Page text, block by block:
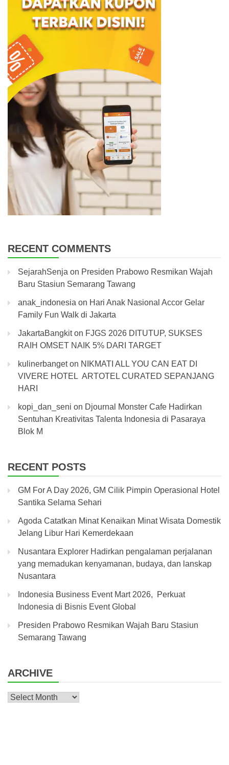
RECENT COMMENTS
SejarahSenja on Presiden Prabowo Resmikan Wajah
Baru Stasiun Semarang Tawang
anak_indonesia on Hari Anak Nasional Accor Gelar
Family Fun Walk di Jakarta
JakartaBangkiton FJGS 2026 DITUTUP, SUKSES
RAIH OMSET NAIK 5% DARI TARGET
kulinerbangeton NIKMATI ALL YOU CAN EAT DI
VIVERE HOTEL ARTOTEL CURATED SEPANJANG
HARI
kopi_dan_seni on Djournal Monster Cafe Hadirkan
Sentuhan Kreativitas Talenta Indonesia di Pasaraya
Blok M
RECENT POSTS
GM For A Day 2026, GM Cilik Pimpin Operasional Hotel
Santika Selama Sehari
Agoda Catatkan Minat Kenaikan Minat Wisata Domestik
Jelang Libur Hari Kemerdekaan
Nusantara Explorer Hadirkan pengalaman perjalanan
yang memadukan kenyamanan, budaya, dan lanskap
Nusantara
Indonesia Business Event Mart 2026, Perkuat
Indonesia di Bisnis Event Global
Presiden Prabowo Resmikan Wajah Baru Stasiun
Semarang Tawang
ARCHIVE
Archive